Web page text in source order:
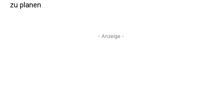
zu planen
- Anzeige -